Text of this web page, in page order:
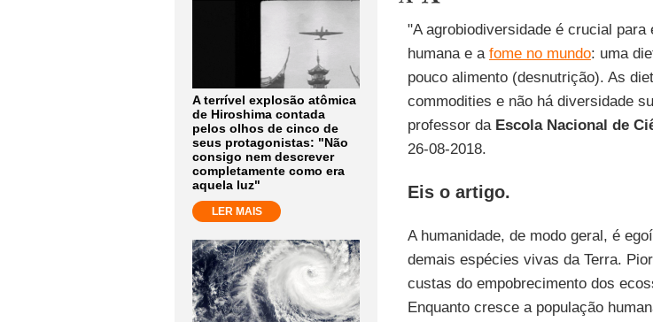
A terrível explosão atômica
de Hiroshima contada
pelos olhos de cinco de
seus protagonistas: "Não
consigo nem descrever
completamente como era
aquela luz"
LER MAIS
"A agrobiodiversidade é crucial
humana e a fome no mundo: uma
pouco alimento (desnutrição). As
commodities e não há diversidade
professor da Escola Nacional de
26-08-2018.
Eis o artigo.
A humanidade, de modo geral, é
demais espécies vivas da Terra.
custas do empobrecimento dos
Enquanto cresce a população